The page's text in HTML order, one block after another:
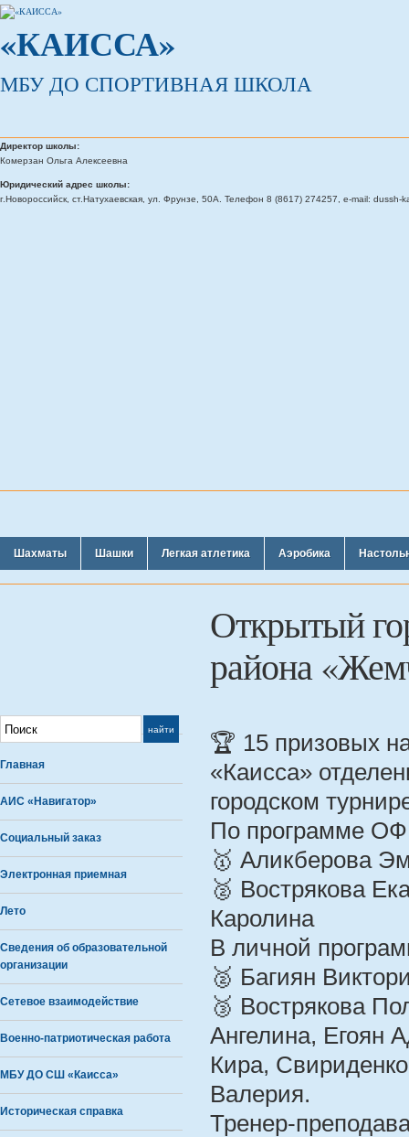
«КАИССА»
МБУ ДО СПОРТИВНАЯ ШКОЛА
Директор школы:
Комерзан Ольга Алексеевна
Юридический адрес школы:
г.Новороссийск, ст.Натухаевская, ул. Фрунзе, 50А. Телефон 8 (8617) 274257, e-mail: dussh-
Шахматы Шашки Легкая атлетика Аэробика
Открытый
района
Главная
АИС «Навигатор»
Социальный заказ
Электронная приемная
Лето
Сведения об образовательной
организации
Сетевое взаимодействие
Военно-патриотическая работа
МБУ ДО СШ «Каисса»
Историческая справка
🏆 15 призовых
«Каисса»
городском
По программе
🥇 Аликберова
🥈 Вострякова
Каролина
В личной
🥈 Багиян
🥉 Вострякова
Ангелина, Егоян
Кира,
Валерия.
Тренер-